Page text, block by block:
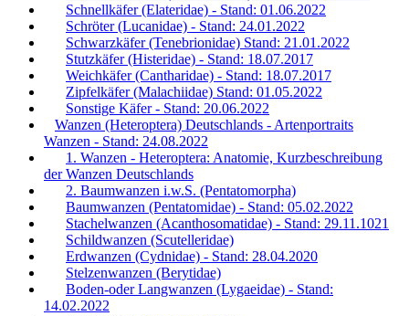
Schnellkäfer (Elateridae) - Stand: 01.06.2022
Schröter (Lucanidae) - Stand: 24.01.2022
Schwarzkäfer (Tenebrionidae) Stand: 21.01.2022
Stutzkäfer (Histeridae) - Stand: 18.07.2017
Weichkäfer (Cantharidae) - Stand: 18.07.2017
Zipfelkäfer (Malachiidae) Stand: 01.05.2022
Sonstige Käfer - Stand: 20.06.2022
Wanzen (Heteroptera) Deutschlands - Artenportraits
Wanzen - Stand: 24.08.2022
1. Wanzen - Heteroptera: Anatomie, Kurzbeschreibung
der Wanzen Deutschlands
2. Baumwanzen i.w.S. (Pentatomorpha)
Baumwanzen (Pentatomidae) - Stand: 05.02.2022
Stachelwanzen (Acanthosomatidae) - Stand: 29.11.1021
Schildwanzen (Scutelleridae)
Erdwanzen (Cydnidae) - Stand: 28.04.2020
Stelzenwanzen (Berytidae)
Boden-oder Langwanzen (Lygaeidae) - Stand:
14.02.2022